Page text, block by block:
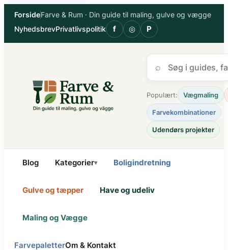
Spring
ForsideFarve & Rum · Din guide til maling, gulve og vægge
NyhedsbrevPrivatlivspolitik f ◎ P
⌕
Populært: Vægmaling
Farvekombinationer
Udendørs projekter
Blog Kategorier▾ Boligindretning
Gulve og tæpper Have og udeliv
Maling og Vægge
FarvepaletterOm & Kontakt